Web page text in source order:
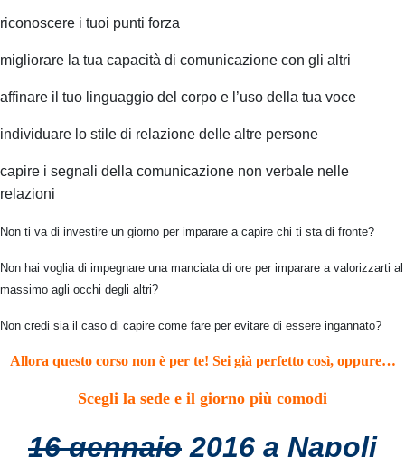
riconoscere i tuoi punti forza
migliorare la tua capacità di comunicazione con gli altri
affinare il tuo linguaggio del corpo e l’uso della tua voce
individuare lo stile di relazione delle altre persone
capire i segnali della comunicazione non verbale nelle
relazioni
Non ti va di investire un giorno per imparare a capire chi ti sta di fronte?
Non hai voglia di impegnare una manciata di ore per imparare a valorizzarti al
massimo agli occhi degli altri?
Non credi sia il caso di capire come fare per evitare di essere ingannato?
Allora questo corso non è per te! Sei già perfetto così, oppure…
Scegli la sede e il giorno più comodi
16 gennaio 2016 a Napoli